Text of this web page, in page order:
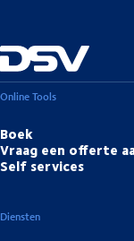
Online Tools
Boek
Vraag een offerte
Self services
Diensten